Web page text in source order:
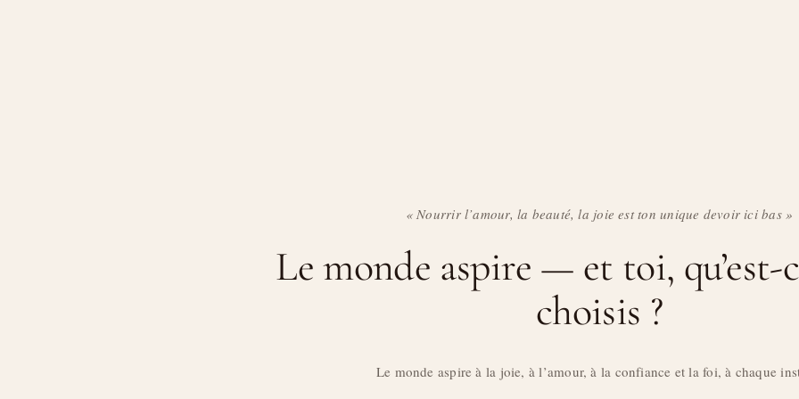
« Nourrir l’amour, la beauté, la joie est ton unique devoir ici bas »
Le monde aspire — et toi, qu’est-
choisis ?
Le monde aspire à la joie, à l’amour, à la confiance et la foi, à chaque